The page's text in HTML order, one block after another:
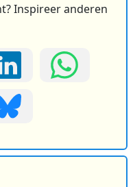
Inspireer anderen